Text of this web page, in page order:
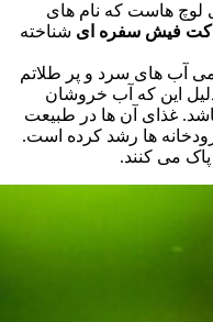
ی لوچ هاست که نام های
کت فیش سفره ای شناخته
آب های سرد و پر طلاتم
این که آب خروشان
غذای آن ها در طبیعت
ها رشد کرده است.
می کنند.